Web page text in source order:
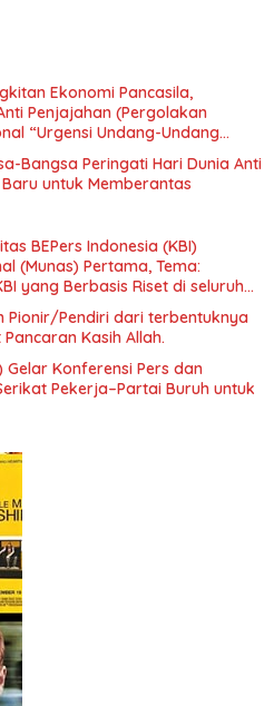
Ekonomi Pancasila,
Penjajahan (Pergolakan
“Urgensi Undang-Undang
dalam Menata Bangsa Menuju
Bangsa Peringati Hari Dunia Anti
untuk Memberantas
BEPers Indonesia (KBI)
(Munas) Pertama, Tema:
yang Berbasis Riset di seluruh
Pionir/Pendiri dari terbentuknya
Kasih Allah.
Gelar Konferensi Pers dan
Pekerja–Partai Buruh untuk